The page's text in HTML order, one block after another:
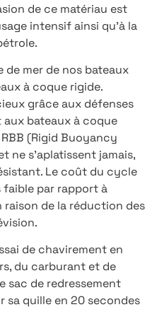
de ce matériau est
intensif ainsi qu’à la
mer de nos bateaux
à coque rigide.
grâce aux défenses
aux bateaux à coque
(Rigid Buoyancy
ne s’aplatissent jamais,
Le coût du cycle
faible par rapport à
raison de la réduction des
de chavirement en
du carburant et de
sac de redressement
sa quille en 20 secondes